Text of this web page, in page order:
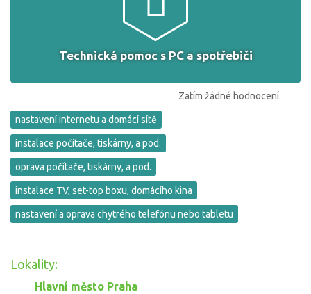
Technická pomoc s PC a spotřebiči
Zatím žádné hodnocení
nastavení internetu a domácí sítě
instalace počítače, tiskárny, a pod.
oprava počítače, tiskárny, a pod.
instalace TV, set-top boxu, domácího kina
nastavení a oprava chytrého telefónu nebo tabletu
Lokality:
Hlavní město Praha